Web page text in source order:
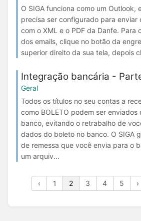
O SIGA funciona como um Outlook,
precisa ser configurado para enviar
com o XML e o PDF da Danfe. Para
dos emails, clique no botão da
superior direito da sua tela, depois
Integração bancária -
Geral
Todos os títulos no seu contas a
como BOLETO podem ser enviados
banco, evitando o retrabalho de
dados do boleto no banco. O SIGA
de remessa que você envia para o
um arquiv...
‹ 1 2 3 4 5 ›